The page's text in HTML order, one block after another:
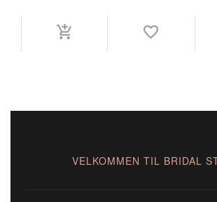
VELKOMMEN TIL BRIDAL